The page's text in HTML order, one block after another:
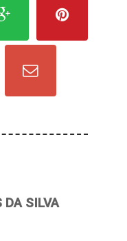
DA SILVA